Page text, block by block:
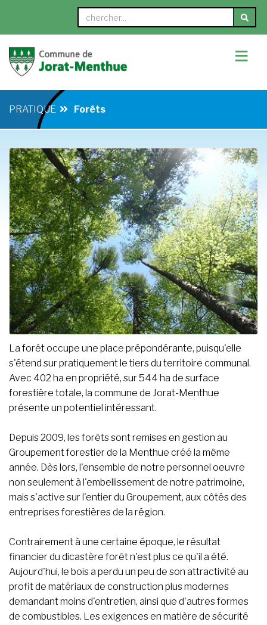
≡
PRATIQUE Forêts
La forêt occupe une place prépondérante, puisqu'elle
s'étend sur pratiquement le tiers du territoire communal.
Avec 402 ha en propriété, sur 544 ha de surface
forestière totale, la commune de Jorat-Menthue
présente un potentiel intéressant.
Depuis 2009, les forêts sont remises en gestion au
Groupement forestier de la Menthue créé la même
année. Dès lors, l'ensemble de notre personnel oeuvre
non seulement à l'embellissement de notre patrimoine,
mais s'active sur l'entier du Groupement, aux côtés des
entreprises forestières de la région.
Contrairement à une certaine époque, le résultat
financier du dicastère forêt n'est plus ce qu'il a été.
Aujourd'hui, le bois a perdu un peu de son attractivité au
profit de matériaux de construction plus modernes
demandant moins d'entretien, ainsi que d'autres formes
de combustibles. Les exigences en matière de sécurité